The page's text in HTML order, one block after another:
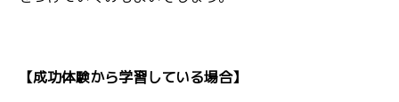
【成功体験から学習している場合】